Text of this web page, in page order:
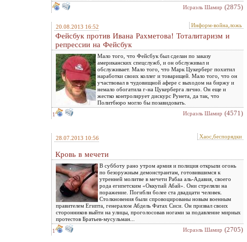
Исраэль Шамир (2875)
20.08.2013 16:52 Информ-война,ложь
Фейсбук против Ивана Рахметова! Тоталитаризм и
репрессии на Фейсбук
Мало того, что Фейсбук был сделан по заказу
американских спецслужб, и он обслуживал и
обслуживает. Мало того, что Марк Цукерберг похитил
наработки своих коллег и товарищей. Мало того, что он
участвовал в чудовищной афере с выходом на биржу и
немало обогатила г-на Цукерберга лично. Он еще и
жестко контролирует дискурс Рунета, да так, что
Политбюро могло бы позавидовать.
1
Исраэль Шамир (4571)
28.07.2013 10:56 Хаос,беспорядки
Кровь в мечети
В субботу рано утром армия и полиция открыли огонь
по безоружным демонстрантам, готовившимся к
утренней молитве в мечети Рабаа аль-Адавия, своего
рода египетским «Оккупай Абай». Они стреляли на
поражение. Погибли более ста двадцати человек.
Столкновения были спровоцированы новым военным
правителем Египта, генералом Абдель Фатах Сиси. Он призвал своих
сторонников выйти на улицы, проголосовав ногами за подавление мирных
протестов Братьев-мусульман...
1
Исраэль Шамир (2705)